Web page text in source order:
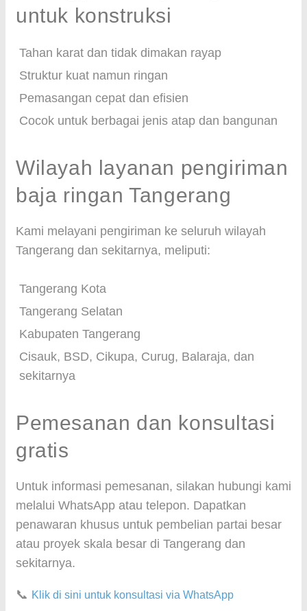
untuk konstruksi
Tahan karat dan tidak dimakan rayap
Struktur kuat namun ringan
Pemasangan cepat dan efisien
Cocok untuk berbagai jenis atap dan bangunan
Wilayah layanan pengiriman
baja ringan Tangerang
Kami melayani pengiriman ke seluruh wilayah
Tangerang dan sekitarnya, meliputi:
Tangerang Kota
Tangerang Selatan
Kabupaten Tangerang
Cisauk, BSD, Cikupa, Curug, Balaraja, dan
sekitarnya
Pemesanan dan konsultasi
gratis
Untuk informasi pemesanan, silakan hubungi kami
melalui WhatsApp atau telepon. Dapatkan
penawaran khusus untuk pembelian partai besar
atau proyek skala besar di Tangerang dan
sekitarnya.
📞 Klik di sini untuk konsultasi via WhatsApp